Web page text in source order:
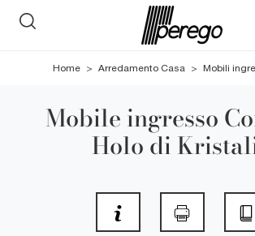
Home > Arredamento Casa > Mobili
Mobile ingresso
Holo di